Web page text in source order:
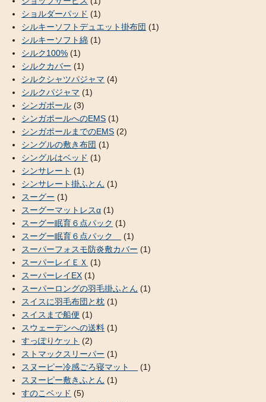
ショルダーパッド (1)
シルキーソフトデュエット掛布団 (1)
シルキーソフト綿 (1)
シルク100% (1)
シルクカバー (1)
シルクシャツパジャマ (4)
シルクパジャマ (1)
シンガポール (3)
シンガポールへのEMS (1)
シンガポールまでのEMS (2)
シングルの敷き布団 (1)
シングルはベッド (1)
シンサレート (1)
シンサレート掛ふとん (1)
スーグー (1)
スーグーマットレスα (1)
スーグー眠育６点パック (1)
スーグー眠育６点パック
(1)
スーパーフォスモ防炎敷カバー (1)
スーパーレイＥＸ (1)
スーパーレイEX (1)
スーパーロングの羽毛掛ふとん (1)
スイスに羽毛布団と枕 (1)
スイスまで船便 (1)
スウェーデンへの送料 (1)
すっぽりケット (2)
ストマックスリーパー (1)
スヌーピー冷感ごろ寝マット
(1)
スヌーピー敷きふとん (1)
すのこベッド (5)